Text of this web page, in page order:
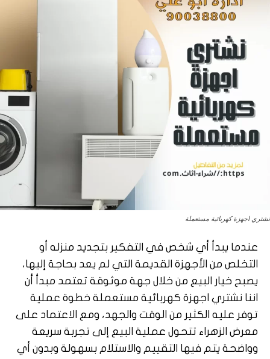
نشتري اجهزة كهربائية مستعملة
عندما يبدأ أي شخص في التفكير بتجديد منزله أو
التخلص من الأجهزة القديمة التي لم يعد بحاجة إليها،
يصبح خيار البيع من خلال جهة موثوقة تعتمد مبدأ أن
اننا نشتري اجهزة كهربائية مستعملة خطوة عملية
توفر عليه الكثير من الوقت والجهد، ومع الاعتماد على
معرض الزهراء تتحول عملية البيع إلى تجربة سريعة
وواضحة يتم فيها التقييم والاستلام بسهولة وبدون أي